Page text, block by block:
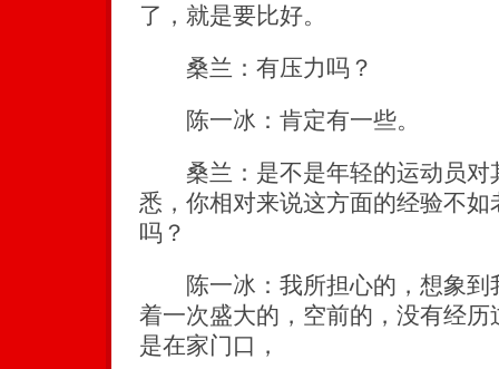
了，就是要比好。
桑兰：有压力吗？
陈一冰：肯定有一些。
桑兰：是不是年轻的运动员对
悉，你相对来说这方面的经验不
吗？
陈一冰：我所担心的，想象到
着一次盛大的，空前的，没有经
是在家门口，